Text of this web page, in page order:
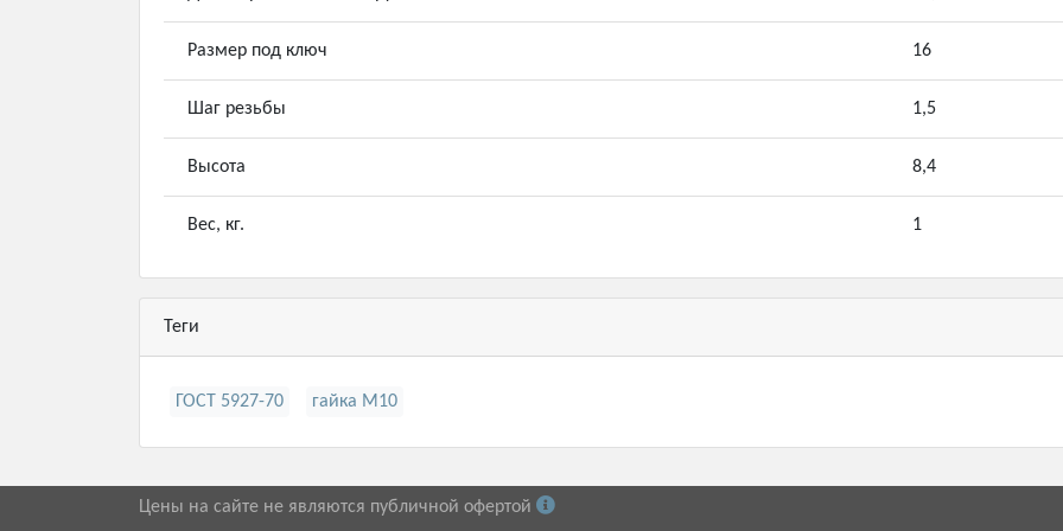
Размер под ключ 16
Шаг резьбы 1,5
Высота 8,4
Вес, кг. 1
Теги
ГОСТ 5927-70 гайка М10
Цены на сайте не являются публичной офертой